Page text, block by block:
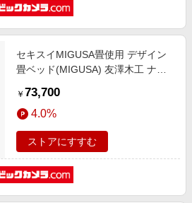
セキスイMIGUSA畳使用 デザイン
畳ベッド(MIGUSA) 友澤木工 ナチ
ミダブルサイズ]
￥ 73,700
4.0%
ストアにすすむ